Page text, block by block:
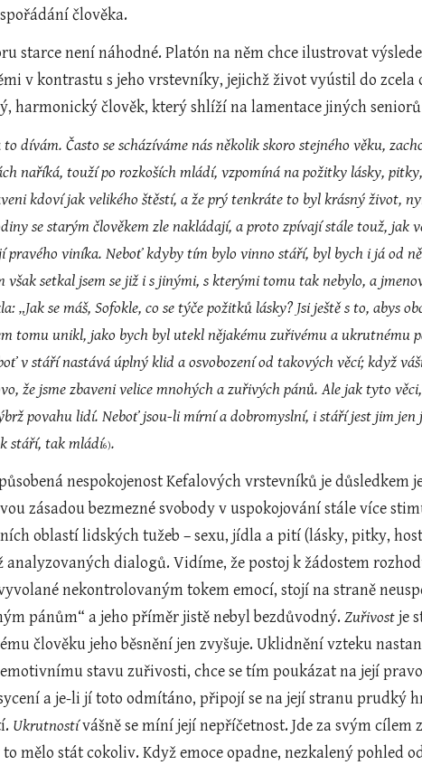
člověka.
v kontrastu s jeho vrstevníky, jejichž život vyústil do zcela
harmonický člověk, který shlíží na lamentace jiných
dívám. Často se scházíváme nás několik skoro stejného věku,
naříká, touží po rozkoších mládí, vzpomíná na požitky lásky,
kdoví jak velikého štěstí, a že prý tenkráte to byl krásný život,
se starým člověkem zle nakládají, a proto zpívají stále touž, jak
pravého viníka. Neboť kdyby tím bylo vinno stáří, byl bych i já od
setkal jsem se již i s jinými, s kterými tomu tak nebylo, a
„Jak se máš, Sofokle, co se týče požitků lásky? Jsi ještě s to, abys
tomu unikl, jako bych byl utekl nějakému zuřivému a ukrutnému
v stáří nastává úplný klid a osvobození od takových věcí; když
že jsme zbaveni velice mnohých a zuřivých pánů. Ale jak tyto
povahu lidí. Neboť jsou-li mírní a dobromyslní, i stáří jest jim jen
stáří, tak mládí6).
zásadou bezmezné svobody v uspokojování stále více
oblastí lidských tužeb – sexu, jídla a pití (lásky, pitky,
dialogů. Vidíme, že postoj k žádostem
nekontrolovaným tokem emocí, stojí na straně
pánům“ a jeho příměr jistě nebyl bezdůvodný. Zuřivost je
člověku jeho běsnění jen zvyšuje. Uklidnění vzteku
stavu zuřivosti, chce se tím poukázat na její
a je-li jí toto odmítáno, připojí se na její stranu prudký
Ukrutností vášně se míní její nepříčetnost. Jde za svým cílem
mělo stát cokoliv. Když emoce opadne, nezkalený pohled